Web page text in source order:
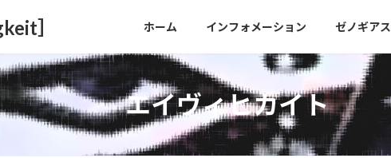
］ ホーム インフォメーション ゼノギアス
エイヴィヒカイト